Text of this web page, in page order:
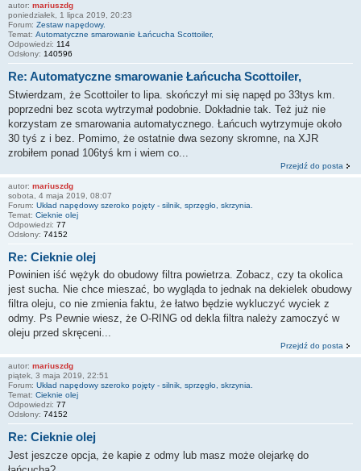
autor: mariuszdg
poniedziałek, 1 lipca 2019, 20:23
Forum: Zestaw napędowy.
Temat: Automatyczne smarowanie Łańcucha Scottoiler,
Odpowiedzi: 114
Odsłony: 140596
Re: Automatyczne smarowanie Łańcucha Scottoiler,
Stwierdzam, że Scottoiler to lipa. skończył mi się napęd po 33tys km.
poprzedni bez scota wytrzymał podobnie. Dokładnie tak. Też już nie
korzystam ze smarowania automatycznego. Łańcuch wytrzymuje około
30 tyś z i bez. Pomimo, że ostatnie dwa sezony skromne, na XJR
zrobiłem ponad 106tyś km i wiem co...
Przejdź do posta
autor: mariuszdg
sobota, 4 maja 2019, 08:07
Forum: Układ napędowy szeroko pojęty - silnik, sprzęgło, skrzynia.
Temat: Cieknie olej
Odpowiedzi: 77
Odsłony: 74152
Re: Cieknie olej
Powinien iść wężyk do obudowy filtra powietrza. Zobacz, czy ta okolica
jest sucha. Nie chce mieszać, bo wygląda to jednak na dekielek obudowy
filtra oleju, co nie zmienia faktu, że łatwo będzie wykluczyć wyciek z
odmy. Ps Pewnie wiesz, że O-RING od dekla filtra należy zamoczyć w
oleju przed skręceni...
Przejdź do posta
autor: mariuszdg
piątek, 3 maja 2019, 22:51
Forum: Układ napędowy szeroko pojęty - silnik, sprzęgło, skrzynia.
Temat: Cieknie olej
Odpowiedzi: 77
Odsłony: 74152
Re: Cieknie olej
Jest jeszcze opcja, że kapie z odmy lub masz może olejarkę do